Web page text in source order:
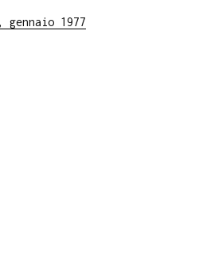
1977